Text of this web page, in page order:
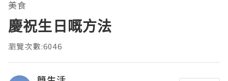
美食
慶祝生日嘅方法
瀏覽次數:6046